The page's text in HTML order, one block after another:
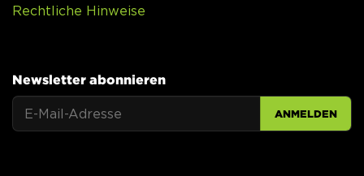
Rechtliche Hinweise
Newsletter abonnieren
ANMELDEN